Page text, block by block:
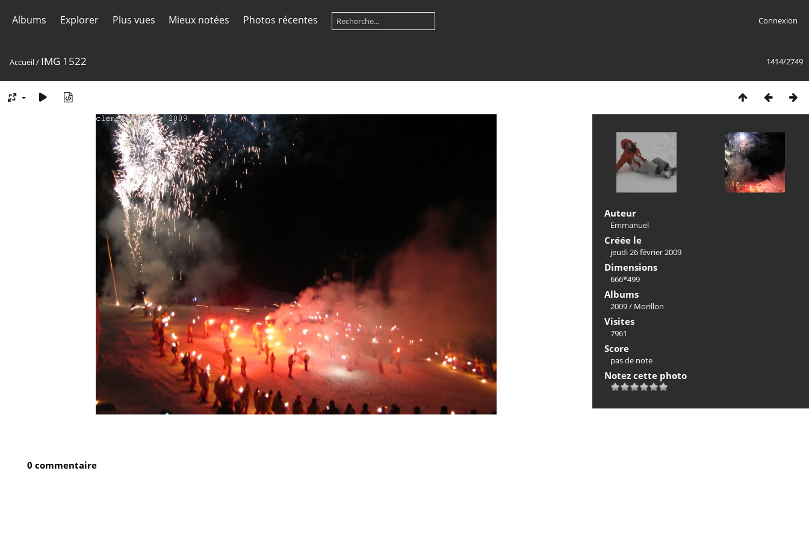
Albums Explorer Plus vues Mieux notées Photos récentes Connexion
1414/2749
Accueil/ IMG 1522
Auteur
Emmanuel
Créée le
jeudi 26 février 2009
Dimensions
666*499
Albums
2009/ Morillon
Visites
7961
Score
pas de note
Notez cette photo
0 commentaire